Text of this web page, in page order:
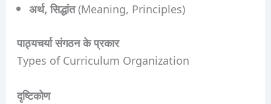
अर्थ, सिद्धांत(Meaning, Principles)
पाठ्यचर्या संगठन के प्रकार
Types of Curriculum Organization
दृष्टिकोण